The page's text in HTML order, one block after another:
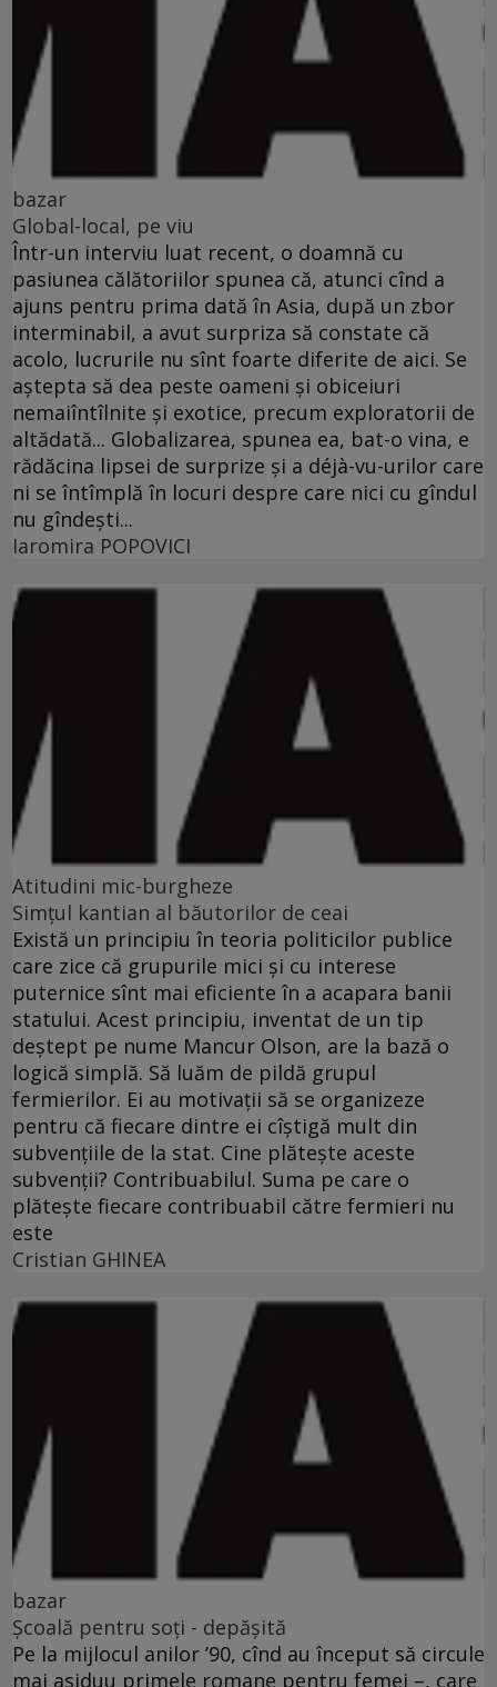
bazar
Global-local, pe viu
Într-un interviu luat recent, o doamnă cu
pasiunea călătoriilor spunea că, atunci cînd a
ajuns pentru prima dată în Asia, după un zbor
interminabil, a avut surpriza să constate că
acolo, lucrurile nu sînt foarte diferite de aici. Se
aştepta să dea peste oameni şi obiceiuri
nemaiîntîlnite şi exotice, precum exploratorii de
altădată... Globalizarea, spunea ea, bat-o vina, e
rădăcina lipsei de surprize şi a déjà-vu-urilor care
ni se întîmplă în locuri despre care nici cu gîndul
nu gîndeşti...
Iaromira POPOVICI
Atitudini mic-burgheze
Simţul kantian al băutorilor de ceai
Există un principiu în teoria politicilor publice
care zice că grupurile mici şi cu interese
puternice sînt mai eficiente în a acapara banii
statului. Acest principiu, inventat de un tip
deştept pe nume Mancur Olson, are la bază o
logică simplă. Să luăm de pildă grupul
fermierilor. Ei au motivaţii să se organizeze
pentru că fiecare dintre ei cîştigă mult din
subvenţiile de la stat. Cine plăteşte aceste
subvenţii? Contribuabilul. Suma pe care o
plăteşte fiecare contribuabil către fermieri nu
este
Cristian GHINEA
bazar
Şcoală pentru soţi - depăşită
Pe la mijlocul anilor ’90, cînd au început să circule
mai asiduu primele romane pentru femei –, care